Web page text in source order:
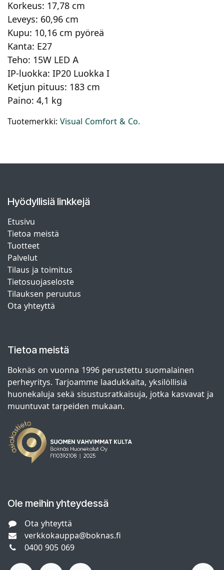
Korkeus: 17,78 cm
Leveys: 60,96 cm
Kupu: 10,16 cm pyöreä
Kanta: E27
Teho: 15W LED A
IP-luokka: IP20 Luokka I
Ketjun pituus: 183 cm
Paino: 4,1 kg
Tuotemerkki: Visual Comfort & Co.
Hyödyllisiä linkkejä
Etusivu
Tietoa meistä
Tuotteet
Palvelut
Tilaus ja toimitus
Tietosuojaseloste
Tilauksen peruutus
Ota yhteyttä
Tietoa meistä
Boknäs on vuonna 1996 perustettu suomalainen
perheyritys. Tarjoamme laadukkaita, yksilöllisiä
huonekaluja sekä sisustusratkaisuja, jotka kasvavat ja
muuntuvat tarpeiden mukaan.
Ole meihin yhteydessä
Ota yhteyttä
verkkokauppa@boknas.fi
0400 905 069